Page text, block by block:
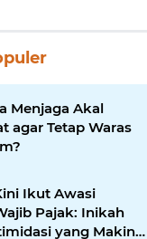
Menjaga Akal
agar Tetap Waras
Ikut Awasi
Pajak: Inikah
yang Makin